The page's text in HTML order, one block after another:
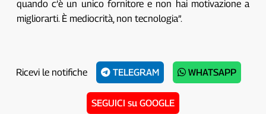
quando c’è un unico fornitore e non hai motivazione a
migliorarti. È mediocrità, non tecnologia”.
Ricevi le notifiche TELEGRAM WHATSAPP
SEGUICI su GOOGLE